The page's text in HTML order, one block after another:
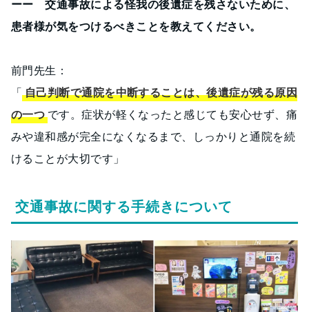
ーー 交通事故による怪我の後遺症を残さないために、
患者様が気をつけるべきことを教えてください。
前門先生：
「自己判断で通院を中断することは、後遺症が残る原因
の一つです。症状が軽くなったと感じても安心せず、痛
みや違和感が完全になくなるまで、しっかりと通院を続
けることが大切です」
交通事故に関する手続きについて